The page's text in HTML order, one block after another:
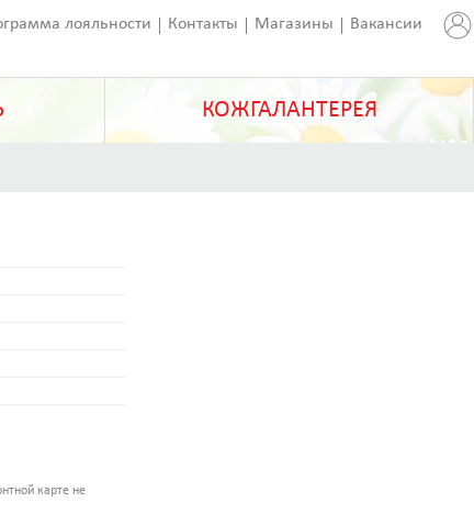
лояльности Контакты Магазины Вакансии
КОЖГАЛАНТЕРЕЯ
карте не